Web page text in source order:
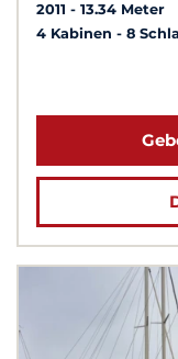
2011
13.34 Meter
4 Kabinen
8